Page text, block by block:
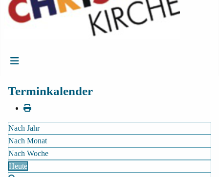
Terminkalender
Nach Jahr
Nach Monat
Nach Woche
Heute